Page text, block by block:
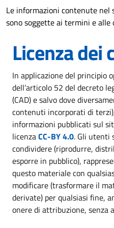
Le informazioni contenute nel
sono soggette ai termini e
Licenza dei
In applicazione del principio
dell’articolo 52 del decreto
(CAD) e salvo dove
contenuti incorporati di
informazioni pubblicati sul
licenzaCC-BY 4.0. Gli utenti
condividere (riprodurre,
esporre in pubblico),
questo materiale con
modificare (trasformare il
derivate) per qualsiasi fine,
onere di attribuzione, senza